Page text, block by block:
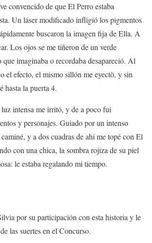
convencido de que El Perro estaba
Un láser modificado infligió los pigmentos
buscaron la imagen fija de Ella. A
Los ojos se me tiñeron de un verde
que imaginaba o recordaba desapareció. Al
el efecto, el mismo sillón me eyectò, y sin
hasta la puerta 4.
intensa me irritó, y de a poco fui
y personajes. Guiado por un intenso
y a dos cuadras de ahí me topé con El
con una chica, la sombra rojiza de su piel
le estaba regalando mi tiempo.
por su participación con esta historia y le
las suertes en el Concurso.